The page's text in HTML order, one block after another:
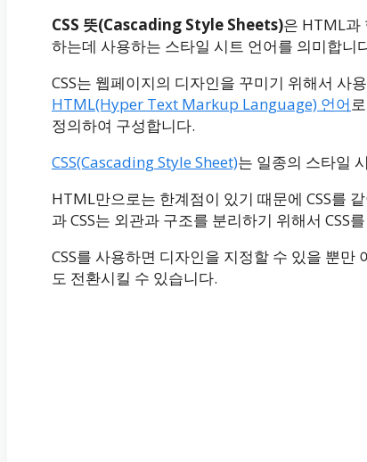
CSS 뜻(Cascading Style Sheets)은 HTML과
하는데 사용하는 스타일 시트 언어를 의미합니
CSS는 웹페이지의 디자인을 꾸미기 위해서 사
HTML(Hyper Text Markup Language) 언어
정의하여 구성합니다.
CSS(Cascading Style Sheet)는 일종의 스타일
HTML만으로는 한계점이 있기 때문에 CSS를
과 CSS는 외관과 구조를 분리하기 위해서 CSS
CSS를 사용하면 디자인을 지정할 수 있을 뿐
도 전환시킬 수 있습니다.